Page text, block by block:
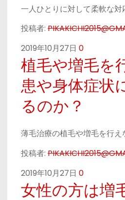
一人ひとりに対して柔軟な
投稿者:
2019年10月27日 0
植毛や増毛を
患や身体症状
るのか？
薄毛治療の植毛や増毛を行
投稿者:
2019年10月27日 0
女性の方は増